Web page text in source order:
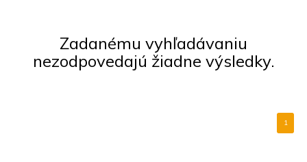
Zadanému vyhľadávaniu
nezodpovedajú žiadne výsledky.
1